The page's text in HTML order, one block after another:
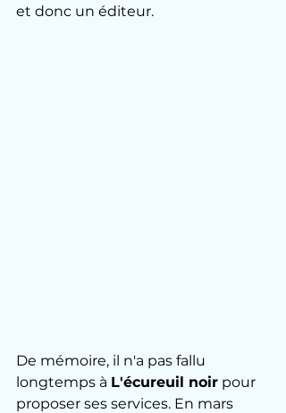
et donc un éditeur.
De mémoire, il n'a pas fallu
longtemps à L'écureuil noir pour
proposer ses services. En mars